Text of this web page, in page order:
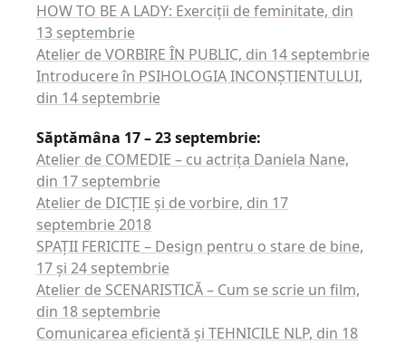
HOW TO BE A LADY: Exerciţii de feminitate, din
13 septembrie
Atelier de VORBIRE ÎN PUBLIC, din 14 septembrie
Introducere în PSIHOLOGIA INCONŞTIENTULUI,
din 14 septembrie
Săptămâna 17 – 23 septembrie:
Atelier de COMEDIE – cu actriţa Daniela Nane,
din 17 septembrie
Atelier de DICŢIE şi de vorbire, din 17
septembrie 2018
SPAŢII FERICITE – Design pentru o stare de bine,
17 şi 24 septembrie
Atelier de SCENARISTICĂ – Cum se scrie un film,
din 18 septembrie
Comunicarea eficientă şi TEHNICILE NLP, din 18